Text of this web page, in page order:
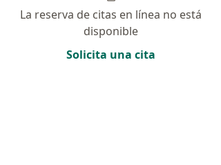
La reserva de citas en línea no está
disponible
Solicita una cita